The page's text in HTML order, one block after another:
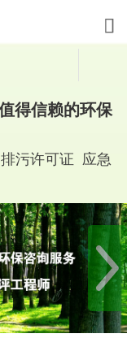
得信赖的环保
污许可证 应急